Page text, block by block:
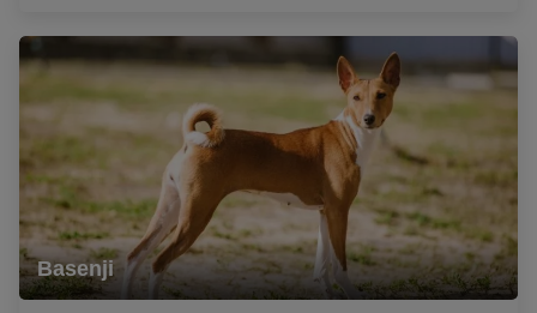
Basenji